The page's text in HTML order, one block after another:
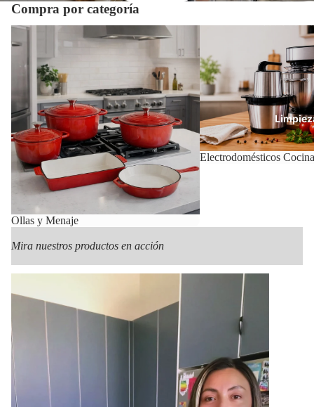
Compra por categoría
Ollas y Menaje
Ollas y Menaje
Electrodomésticos Cocina
Electrodomésticos Cocina
Mira nuestros productos en acción